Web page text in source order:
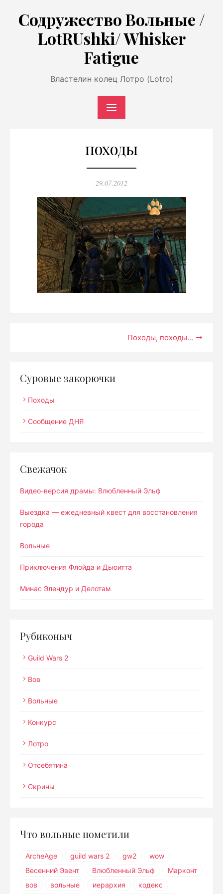
содержимому
Содружество Вольные /
LotRUshki/ Whisker
Fatigue
Властелин колец Лотро (Lotro)
походы
Опубликовано
29.07.2012
записям
Походы, походы…
Суровые закорючки
Походы
Сообщение ДНЯ
Свежачок
Видео-версия драмы: Влюбленный Эльф
Выездка — ежедневный квест для восстановления
города
Вольные
Приключения Флойда и Дьюитта
Минас Элендур и Делотам
Рубиконыч
Guild Wars 2
Вов
Вольные
Конкурс
Лотро
Отсебятина
Скрины
Что вольные пометили
ArcheAge guild wars 2 gw2
wow
Весенний Эвент
Влюбленный Эльф
Марконт
вов
вольные иерархия кодекс